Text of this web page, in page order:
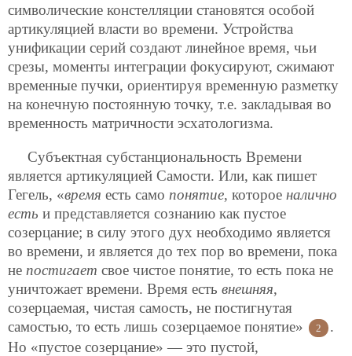
символические констелляции становятся особой
артикуляцией власти во времени. Устройства
унификации серий создают линейное время, чьи
срезы, моменты интеграции фокусируют, сжимают
временные пучки, ориентируя временную разметку
на конечную постоянную точку, т.е. закладывая во
временность матричности эсхатологизма.
Субъектная субстанциональность Времени
является артикуляцией Самости. Или, как пишет
Гегель, «время есть само понятие, которое налично
есть и представляется сознанию как пустое
созерцание; в силу этого дух необходимо является
во времени, и является до тех пор во времени, пока
не постигает свое чистое понятие, то есть пока не
уничтожает времени. Время есть внешняя,
созерцаемая, чистая самость, не постигнутая
самостью, то есть лишь созерцаемое понятие»
2
.
Но «пустое созерцание» — это пустой,